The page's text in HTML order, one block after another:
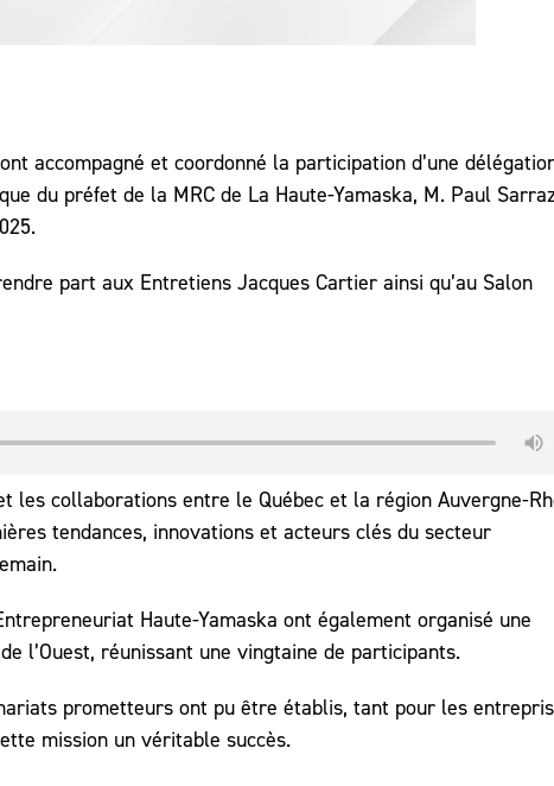
accompagné et coordonné la participation d’une
du préfet de la MRC de La Haute-Yamaska, M. Paul
part aux Entretiens Jacques Cartier ainsi qu’au Salon
les collaborations entre le Québec et la région Auvergne-
tendances, innovations et acteurs clés du secteur
Haute-Yamaska ont également organisé une
l’Ouest, réunissant une vingtaine de participants.
prometteurs ont pu être établis, tant pour les
mission un véritable succès.